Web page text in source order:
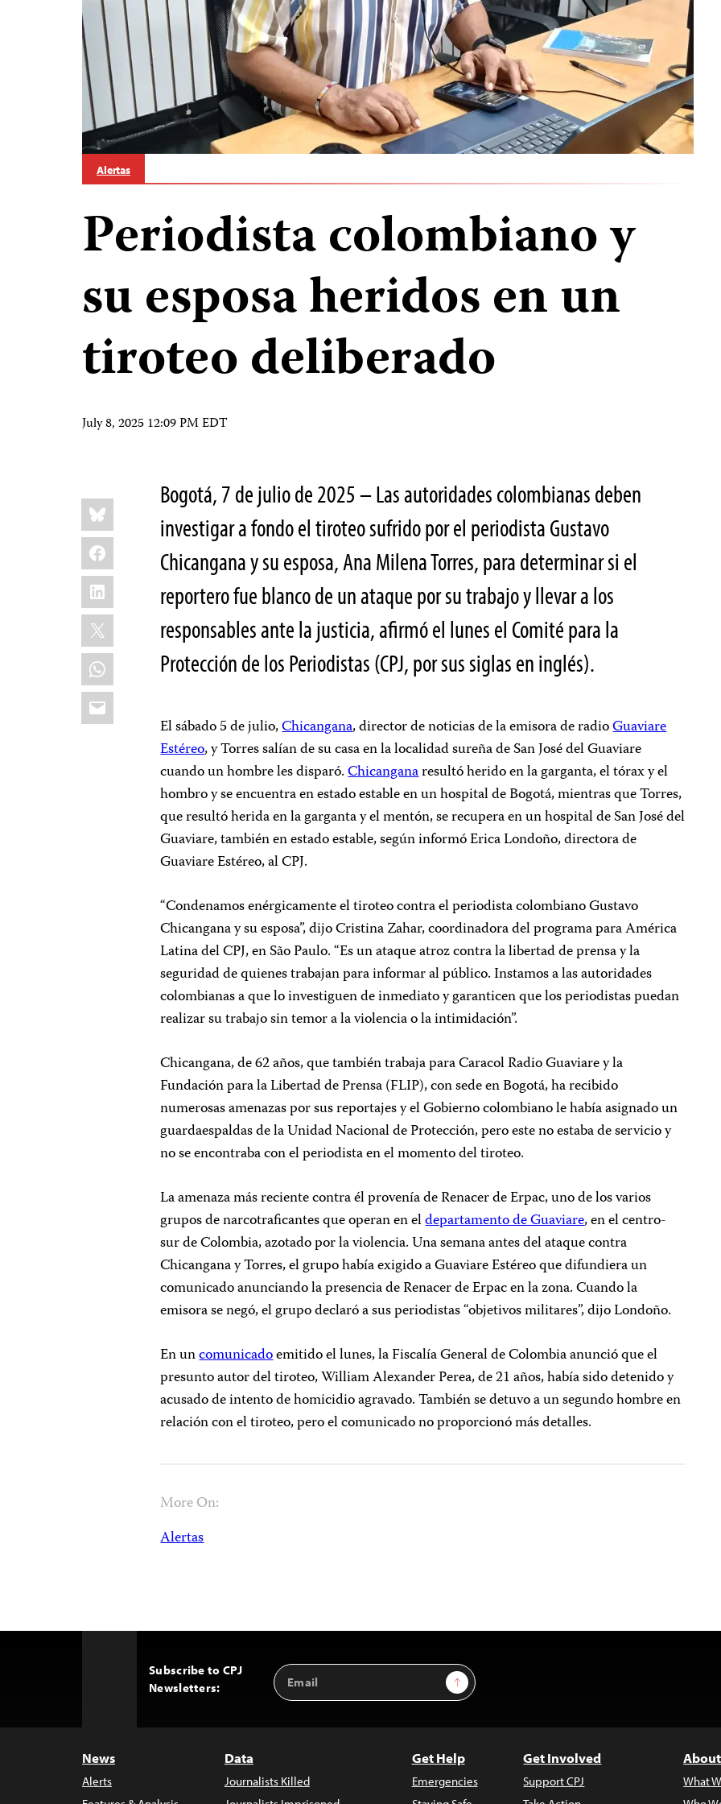
Alertas
Periodista colombiano y
su esposa heridos en un
tiroteo deliberado
July 8, 2025 12:09 PM EDT
Share
this:
Bluesky
Facebook
LinkedIn
X
WhatsApp
Email
Bogotá, 7 de julio de 2025 – Las autoridades colombianas deben
investigar a fondo el tiroteo sufrido por el periodista Gustavo
Chicangana y su esposa, Ana Milena Torres, para determinar si el
reportero fue blanco de un ataque por su trabajo y llevar a los
responsables ante la justicia, afirmó el lunes el Comité para la
Protección de los Periodistas (CPJ, por sus siglas en inglés).
El sábado 5 de julio,Chicangana, director de noticias de la emisora de radioGuaviare
Estéreo, y Torres salían de su casa en la localidad sureña de San José del Guaviare
cuando un hombre les disparó.Chicanganaresultó herido en la garganta, el tórax y el
hombro y se encuentra en estado estable en un hospital de Bogotá, mientras que Torres,
que resultó herida en la garganta y el mentón, se recupera en un hospital de San José del
Guaviare, también en estado estable, según informó Erica Londoño, directora de
Guaviare Estéreo, al CPJ.
“Condenamos enérgicamente el tiroteo contra el periodista colombiano Gustavo
Chicangana y su esposa”, dijo Cristina Zahar, coordinadora del programa para América
Latina del CPJ, en São Paulo. “Es un ataque atroz contra la libertad de prensa y la
seguridad de quienes trabajan para informar al público. Instamos a las autoridades
colombianas a que lo investiguen de inmediato y garanticen que los periodistas puedan
realizar su trabajo sin temor a la violencia o la intimidación”.
Chicangana, de 62 años, que también trabaja para Caracol Radio Guaviare y la
Fundación para la Libertad de Prensa (FLIP), con sede en Bogotá, ha recibido
numerosas amenazas por sus reportajes y el Gobierno colombiano le había asignado un
guardaespaldas de la Unidad Nacional de Protección, pero este no estaba de servicio y
no se encontraba con el periodista en el momento del tiroteo.
La amenaza más reciente contra él provenía de Renacer de Erpac, uno de los varios
grupos de narcotraficantes que operan en eldepartamento de Guaviare, en el centro-
sur de Colombia, azotado por la violencia. Una semana antes del ataque contra
Chicangana y Torres, el grupo había exigido a Guaviare Estéreo que difundiera un
comunicado anunciando la presencia de Renacer de Erpac en la zona. Cuando la
emisora se negó, el grupo declaró a sus periodistas “objetivos militares”, dijo Londoño.
En uncomunicadoemitido el lunes, la Fiscalía General de Colombia anunció que el
presunto autor del tiroteo, William Alexander Perea, de 21 años, había sido detenido y
acusado de intento de homicidio agravado. También se detuvo a un segundo hombre en
relación con el tiroteo, pero el comunicado no proporcionó más detalles.
More On:
Alertas
Subscribe to CPJ
Newsletters:
Email
Address
Sign Up
News
Alerts
Data
Journalists Killed
Get Help
Emergencies
Get Involved
Support CPJ
What